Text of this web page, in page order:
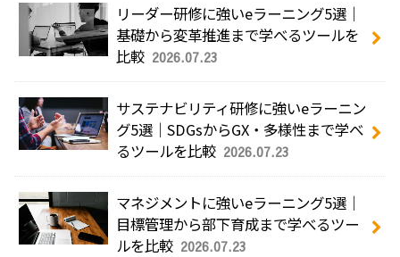
リーダー研修に強いeラーニング5選｜
基礎から変革推進まで学べるツールを
比較 2026.07.23
サステナビリティ研修に強いeラーニン
グ5選｜SDGsからGX・多様性まで学べ
るツールを比較 2026.07.23
マネジメントに強いeラーニング5選｜
目標管理から部下育成まで学べるツー
ルを比較 2026.07.23